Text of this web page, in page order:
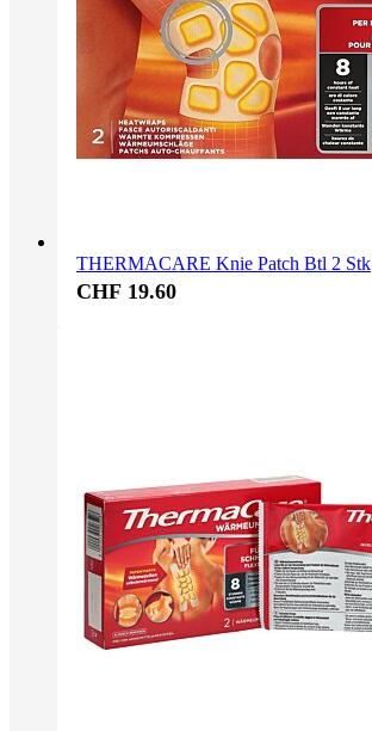
THERMACARE Knie Patch Btl 2 Stk
CHF 19.60